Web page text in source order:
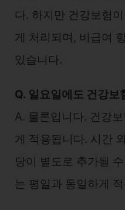
다. 하지만 건강보험
게 처리되며, 비급여
있습니다.
Q. 일요일에도 건강보
A. 물론입니다. 건강
게 적용됩니다. 시간
당이 별도로 추가될
는 평일과 동일하게